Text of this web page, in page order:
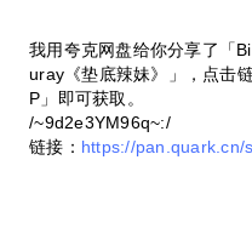
我用夸克网盘给你分享了「
uray《垫底辣妹》」，点击
P」即可获取。
/~9d2e3YM96q~:/
链接： https://pan.quark.cn/